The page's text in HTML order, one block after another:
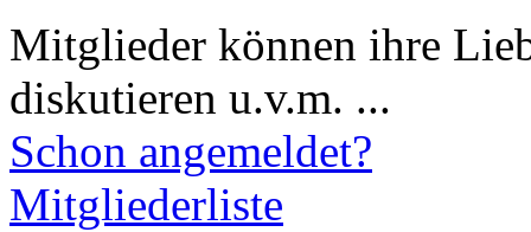
Mitglieder können ihre
diskutieren u.v.m. ...
Schon angemeldet?
Mitgliederliste